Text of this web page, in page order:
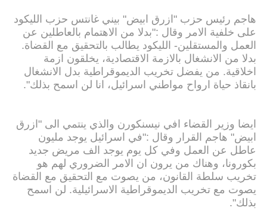
هاجم رئيس حزب "ازرق ابيض" بيني غانتس حزب الليكود
على خلفية الامر وقال :"بدلا من الاهتمام بالعاطلين عن
العمل والمستقلين- الليكود يطالب بالتحقيق مع القضاة.
بدلا من الانشغال بالازمة الاقتصادية، يخلقون ازمة
اخلاقية. من يفضل تخريب الديموقراطية بدل الانشغال
بانقاذ حياة ارواح مواطني اسرائيل، انا لن اسمح بذلك".
ايضا وزير القضاء افي نيسنكورن والذي ينتمي الى "ازرق
ابيض" هاجم القرار وقال :"في اسرائيل يوجد مليون
عاطل عن العمل وفي كل يوم يوجد الف مريض جديد
بكورونا، وهناك من يرون ان الامر الضروري لهم هو
تخريب سلطة القانون، من يصوت مع التحقيق مع القضاة
يصوت مع تخريب الديموقراطية الاسرائيلية. لن اسمح
بذلك".